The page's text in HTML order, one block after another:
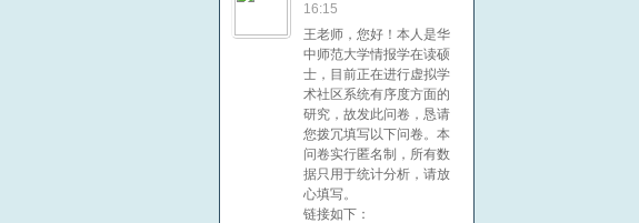
16:15
王老师，您好！本人是华
中师范大学情报学在读硕
士，目前正在进行虚拟学
术社区系统有序度方面的
研究，故发此问卷，恳请
您拨冗填写以下问卷。本
问卷实行匿名制，所有数
据只用于统计分析，请放
心填写。
链接如下：